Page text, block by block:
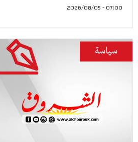
07:00 - 2026/08/05
سياسة